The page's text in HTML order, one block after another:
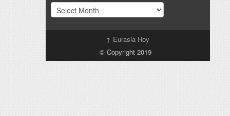
Archivo
↑ Eurasia Hoy
© Copyright 2019